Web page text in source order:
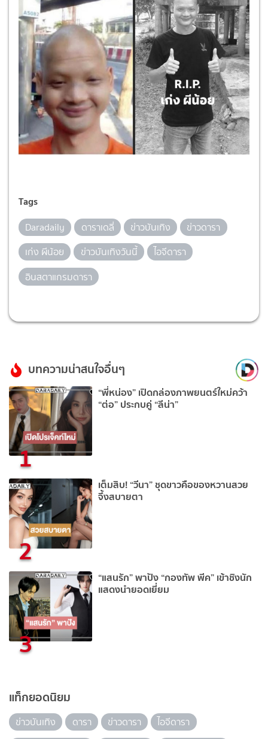
Tags
Daradaily ดาราเดลี่ ข่าวบันเทิง
ข่าวดารา
เก่ง ผีน้อย
ข่าวบันเทิงวันนี้
ไอจีดารา
อินสตาแกรมดารา
บทความน่าสนใจอื่นๆ
1
“พี่หน่อง” เปิดกล่องภาพยนตร์ใหม่คว้า
“ต่อ” ประกบคู่ “ลีน่า”
2
เต็มสิบ! “วีนา” ชุดขาวคือของหวานสวย
จึ้งสบายตา
3
“แสนรัก” พาปัง “กองทัพ พีค” เข้าชิงนัก
แสดงนำยอดเยี่ยม
แท็กยอดนิยม
ข่าวบันเทิง ดารา ข่าวดารา
ไอจีดารา